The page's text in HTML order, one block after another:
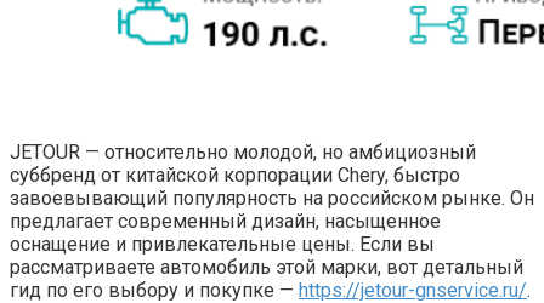
JETOUR — относительно молодой, но амбициозный
суббренд от китайской корпорации Chery, быстро
завоевывающий популярность на российском рынке. Он
предлагает современный дизайн, насыщенное
оснащение и привлекательные цены. Если вы
рассматриваете автомобиль этой марки, вот детальный
гид по его выбору и покупке — https://jetour-gnservice.ru/.